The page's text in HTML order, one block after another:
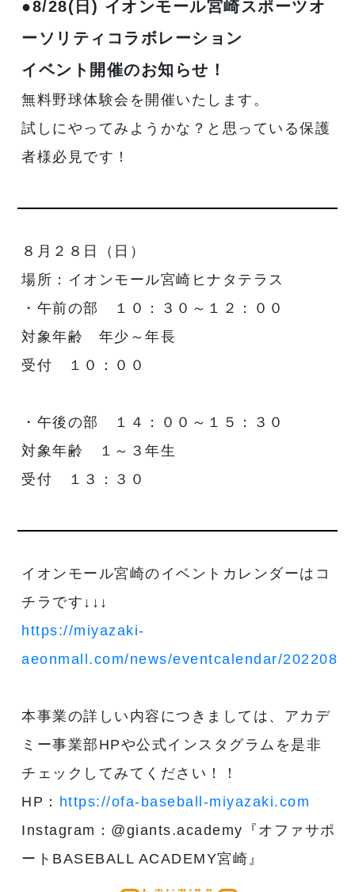
●8/28(日) イオンモール宮崎スポーツオ
ーソリティコラボレーション
イベント開催のお知らせ！
無料野球体験会を開催いたします。
試しにやってみようかな？と思っている保護
者様必見です！
８月２８日（日）
場所：イオンモール宮崎ヒナタテラス
・午前の部 １０：３０～１２：００
対象年齢 年少～年長
受付 １０：００
・午後の部 １４：００～１５：３０
対象年齢 １～３年生
受付 １３：３０
イオンモール宮崎のイベントカレンダーはコ
チラです↓↓↓
https://miyazaki-
aeonmall.com/news/eventcalendar/
本事業の詳しい内容につきましては、アカデ
ミー事業部HPや公式インスタグラムを是非
チェックしてみてください！！
HP： https://ofa-baseball-miyazaki.com
Instagram：@giants.academy『オファサポ
ートBASEBALL ACADEMY宮崎』